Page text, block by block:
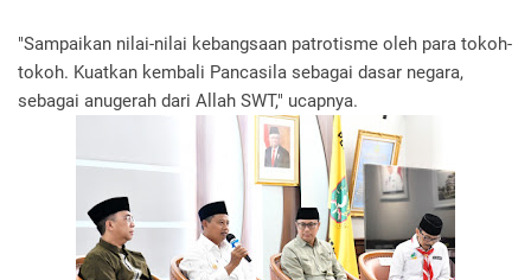
"Sampaikan nilai-nilai kebangsaan patrotisme oleh para tokoh-
tokoh. Kuatkan kembali Pancasila sebagai dasar negara,
sebagai anugerah dari Allah SWT," ucapnya.